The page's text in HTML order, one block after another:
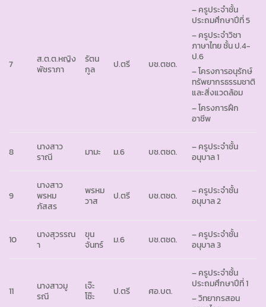
7
ส.ต.ต.หญิง
พัชราภา
รัตน
กูล
ป.ตรี บช.ตชด.
– ครูประจำชั้น
ประถมศึกษาปีที่ 5
– ครูประจำวิชา
ภาษาไทย ชั้น ป.4-
ป.6
– โครงการอนุรักษ์
ทรัพยากรธรรมชาติ
และสิ่งแวดล้อม
– โครงการฝึก
อาชีพ
8
นางสาว
ราณี
มามะ ม.6 บช.ตชด.
– ครูประจำชั้น
อนุบาล 1
9
นางสาว
พรหม
ภัสสร
พรหม
วาส
ป.ตรี บช.ตชด.
– ครูประจำชั้น
อนุบาล 2
10
นางสุวรรณ
า
ขุน
จันทร์
ม.6 บช.ตชด.
– ครูประจำชั้น
อนุบาล 3
11
นางสาวมู
รณี
เจ๊ะ
โซ๊ะ
ป.ตรี ศอ.บต.
– ครูประจำชั้น
ประถมศึกษาปีที่ 1
– วิทยากรสอน